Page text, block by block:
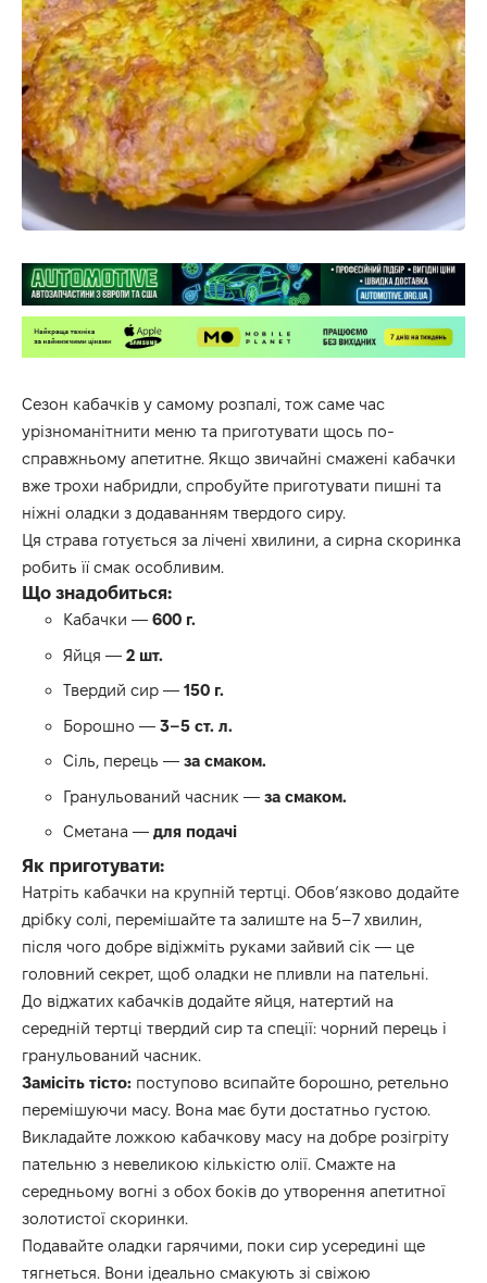
Сезон кабачків у самому розпалі, тож саме час
урізноманітнити меню та приготувати щось по-
справжньому апетитне. Якщо звичайні смажені кабачки
вже трохи набридли, спробуйте приготувати пишні та
ніжні оладки з додаванням твердого сиру.
Ця страва готується за лічені хвилини, а сирна скоринка
робить її смак особливим.
Що знадобиться:
Кабачки — 600 г.
Яйця — 2 шт.
Твердий сир — 150 г.
Борошно — 3–5 ст. л.
Сіль, перець — за смаком.
Гранульований часник — за смаком.
Сметана — для подачі
Як приготувати:
Натріть кабачки на крупній тертці. Обов’язково додайте
дрібку солі, перемішайте та залиште на 5–7 хвилин,
після чого добре відіжміть руками зайвий сік — це
головний секрет, щоб оладки не пливли на пательні.
До віджатих кабачків додайте яйця, натертий на
середній тертці твердий сир та спеції: чорний перець і
гранульований часник.
Замісіть тісто: поступово всипайте борошно, ретельно
перемішуючи масу. Вона має бути достатньо густою.
Викладайте ложкою кабачкову масу на добре розігріту
пательню з невеликою кількістю олії. Смажте на
середньому вогні з обох боків до утворення апетитної
золотистої скоринки.
Подавайте оладки гарячими, поки сир усередині ще
тягнеться. Вони ідеально смакують зі свіжою